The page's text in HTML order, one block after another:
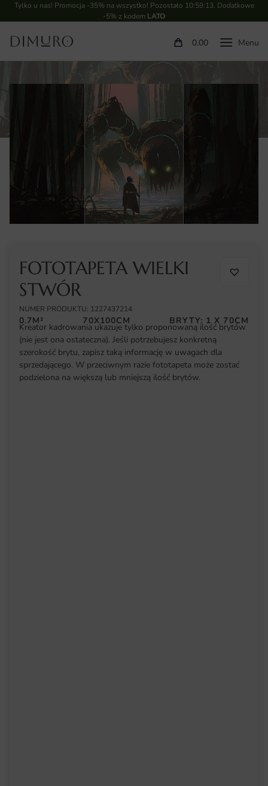
Tylko u nas! Promocja -35% na wszystko! Pozostało 10:59:13. Dodatkowe
-5% z kodem LATO
0.00
FOTOTAPETA WIELKI
STWÓR
NUMER PRODUKTU: 1227437214
0.7M² 70X100CM BRYTY: 1 X 70CM
Kreator kadrowania ukazuje tylko proponowaną ilość brytów
(nie jest ona ostateczna). Jeśli potrzebujesz konkretną
szerokość brytu, zapisz taką informację w uwagach dla
sprzedającego. W przeciwnym razie fototapeta może zostać
podzielona na większą lub mniejszą ilość brytów.